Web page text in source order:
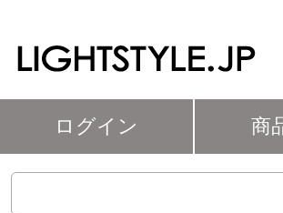
ログイン 商